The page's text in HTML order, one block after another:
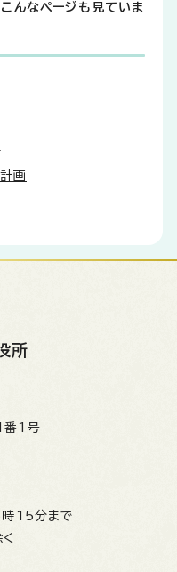
んなページも見ていま
画
所
番1号
15分まで